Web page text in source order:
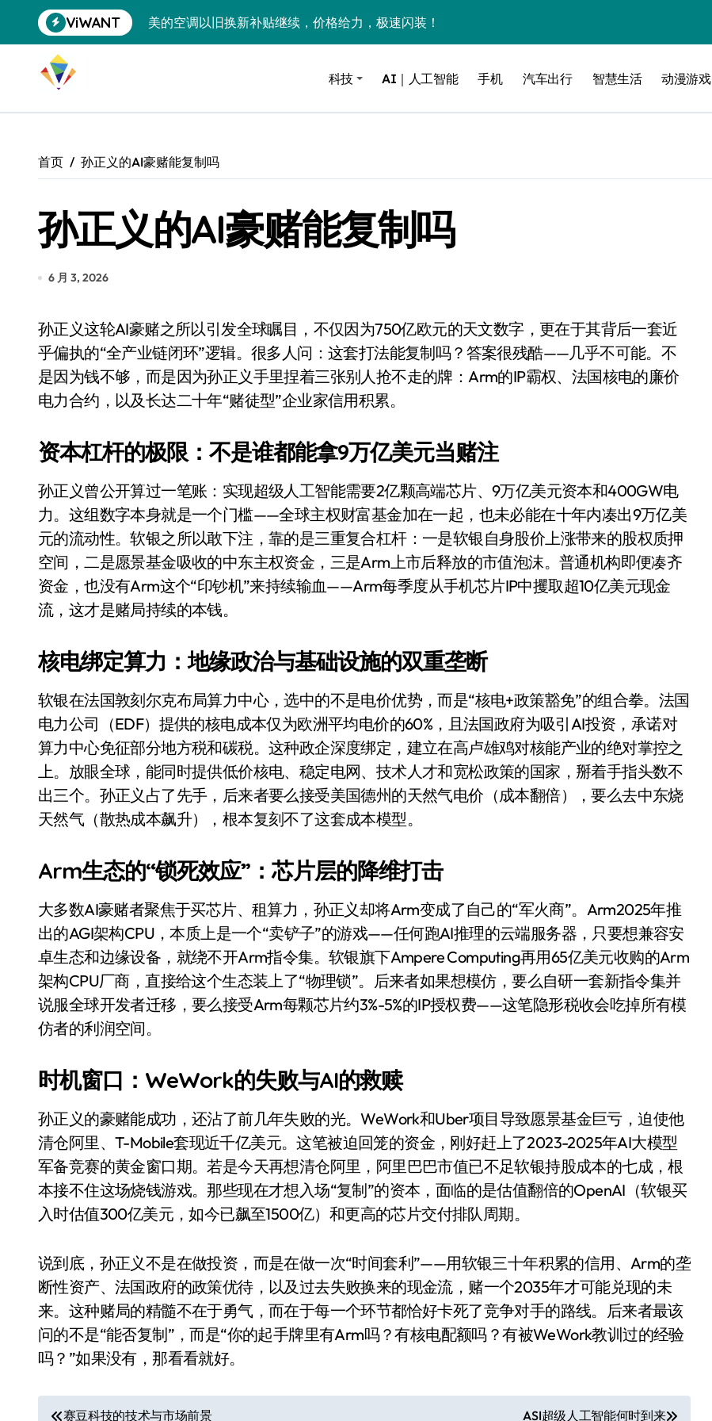
到
ViWANT
美的空调以旧换新补贴继续，价格给力，极速闪装！
黄金瞬间冲破4200，白银狂飙3.5%！三大利好连夜引爆
特斯拉中国卖第五，丰田一季净赚两个比亚迪——中国车企该醒醒了
Xbox七月大崩盘：裁员3200、卖工作室、网络瘫了，微软这次真急了
《我的世界》登陆Switch 2：画质大跃进，但鼠标操控才是真·杀手锏？
谷歌DeepMind创始人辞去CEO，但继续“垂帘听政”？
召回X9、合作大众遇冷、高端梦碎：小鹏的“多事之夏”
比Model 3便宜？不，比Model 3有面儿——试驾雷克萨斯ES 500e
550亿美金！沙特把EA买了，但背了200亿的债
别再用汽车USB给MacBook充电了！老司机教你3招真·快充
花钱买宝马，启动先看蜘蛛侠？”车主怒了：车内不是广告屏！
Windows 11家庭版和专业版，选错真的会后悔吗？
你的U盘格式对了吗？详解exFAT和NTFS的终极对决
维修店最怕的“作死”操作：把手机塞冰箱，你中招了吗？
从“卖电视”到“定规则”：海信拿下RGB-Mini LED全球话语权
对不起胖东来，我先不学了——永辉的“休克疗法”宣告暂停
国际首次！中国钙钛矿探测器太空“开箱”，一边探测射线一边光伏发电
小米涨价！K90跳上3099，小米17标准版逼近4800
长鑫上市只是开胃菜：合肥正在下一盘你看不懂的大棋
耳机低音像白开水？90%的人第一步就做错了
Xbox 360 游戏终于要登 PC，光盘党也能“以盘换数”了？
AirTag 新版到底香不香？一篇帮你避坑+种草
净利润暴跌7.7%，苏泊尔开始靠“擦边”续命了？
科技 AI｜人工智能 手机 汽车出行 智慧生活 动漫游戏
首页 孙正义的AI豪赌能复制吗
孙正义的AI豪赌能复制吗
6 月 3, 2026
孙正义这轮AI豪赌之所以引发全球瞩目，不仅因为750亿欧元的天文数字，更在于其背后一套近
乎偏执的“全产业链闭环”逻辑。很多人问：这套打法能复制吗？答案很残酷——几乎不可能。不
是因为钱不够，而是因为孙正义手里捏着三张别人抢不走的牌：Arm的IP霸权、法国核电的廉价
电力合约，以及长达二十年“赌徒型”企业家信用积累。
资本杠杆的极限：不是谁都能拿9万亿美元当赌注
孙正义曾公开算过一笔账：实现超级人工智能需要2亿颗高端芯片、9万亿美元资本和400GW电
力。这组数字本身就是一个门槛——全球主权财富基金加在一起，也未必能在十年内凑出9万亿美
元的流动性。软银之所以敢下注，靠的是三重复合杠杆：一是软银自身股价上涨带来的股权质押
空间，二是愿景基金吸收的中东主权资金，三是Arm上市后释放的市值泡沫。普通机构即便凑齐
资金，也没有Arm这个“印钞机”来持续输血——Arm每季度从手机芯片IP中攫取超10亿美元现金
流，这才是赌局持续的本钱。
核电绑定算力：地缘政治与基础设施的双重垄断
软银在法国敦刻尔克布局算力中心，选中的不是电价优势，而是“核电+政策豁免”的组合拳。法国
电力公司（EDF）提供的核电成本仅为欧洲平均电价的60%，且法国政府为吸引AI投资，承诺对
算力中心免征部分地方税和碳税。这种政企深度绑定，建立在高卢雄鸡对核能产业的绝对掌控之
上。放眼全球，能同时提供低价核电、稳定电网、技术人才和宽松政策的国家，掰着手指头数不
出三个。孙正义占了先手，后来者要么接受美国德州的天然气电价（成本翻倍），要么去中东烧
天然气（散热成本飙升），根本复刻不了这套成本模型。
Arm生态的“锁死效应”：芯片层的降维打击
大多数AI豪赌者聚焦于买芯片、租算力，孙正义却将Arm变成了自己的“军火商”。Arm2025年推
出的AGI架构CPU，本质上是一个“卖铲子”的游戏——任何跑AI推理的云端服务器，只要想兼容安
卓生态和边缘设备，就绕不开Arm指令集。软银旗下Ampere Computing再用65亿美元收购的Arm
架构CPU厂商，直接给这个生态装上了“物理锁”。后来者如果想模仿，要么自研一套新指令集并
说服全球开发者迁移，要么接受Arm每颗芯片约3%-5%的IP授权费——这笔隐形税收会吃掉所有模
仿者的利润空间。
时机窗口：WeWork的失败与AI的救赎
孙正义的豪赌能成功，还沾了前几年失败的光。WeWork和Uber项目导致愿景基金巨亏，迫使他
清仓阿里、T-Mobile套现近千亿美元。这笔被迫回笼的资金，刚好赶上了2023-2025年AI大模型
军备竞赛的黄金窗口期。若是今天再想清仓阿里，阿里巴巴市值已不足软银持股成本的七成，根
本接不住这场烧钱游戏。那些现在才想入场“复制”的资本，面临的是估值翻倍的OpenAI（软银买
入时估值300亿美元，如今已飙至1500亿）和更高的芯片交付排队周期。
说到底，孙正义不是在做投资，而是在做一次“时间套利”——用软银三十年积累的信用、Arm的垄
断性资产、法国政府的政策优待，以及过去失败换来的现金流，赌一个2035年才可能兑现的未
来。这种赌局的精髓不在于勇气，而在于每一个环节都恰好卡死了竞争对手的路线。后来者最该
问的不是“能否复制”，而是“你的起手牌里有Arm吗？有核电配额吗？有被WeWork教训过的经验
吗？”如果没有，那看看就好。
文赛豆科技的技术与市场前景 ASI超级人工智能何时到来
小家电 小家电